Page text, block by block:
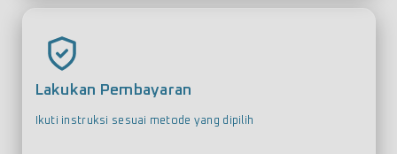
Lakukan Pembayaran
Ikuti instruksi sesuai metode yang dipilih